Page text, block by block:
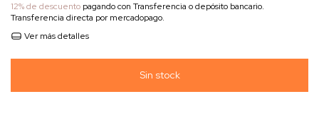
12% de descuento pagando con Transferencia o depósito bancario.
Transferencia directa por mercadopago.
Ver más detalles